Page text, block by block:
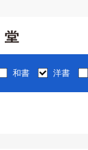
和書 洋書